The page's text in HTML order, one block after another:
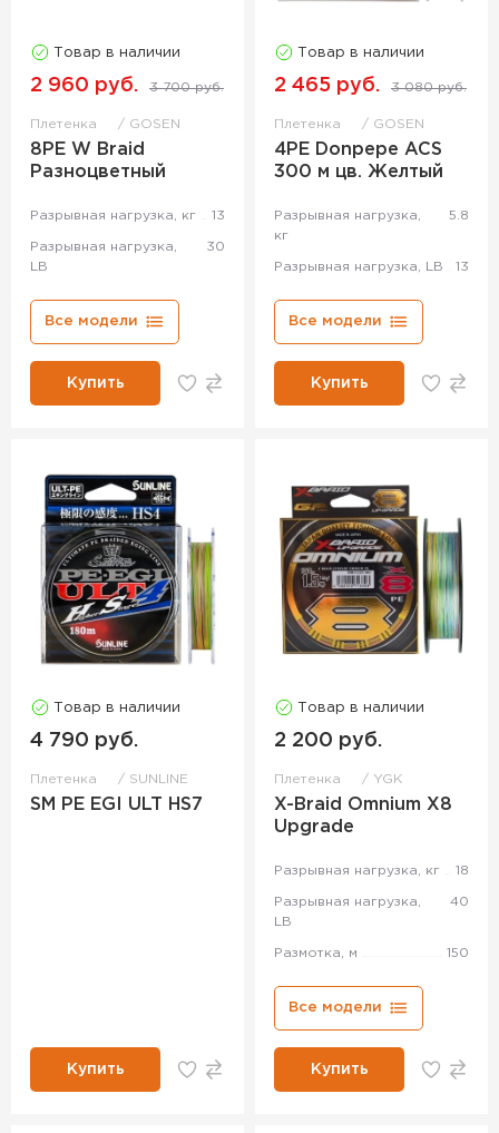
Товар в наличии
2 960 руб. 3 700 руб.
Плетенка GOSEN
8PE W Braid
Разноцветный
Разрывная нагрузка, кг 13
Разрывная нагрузка,
LB
30
Все модели
Купить
Товар в наличии
2 465 руб. 3 080 руб.
Плетенка GOSEN
4PE Donpepe ACS
300 м цв. Желтый
Разрывная нагрузка,
кг
5.8
Разрывная нагрузка, LB 13
Все модели
Купить
Товар в наличии
4 790 руб.
Плетенка SUNLINE
SM PE EGI ULT HS7
Купить
Товар в наличии
2 200 руб.
Плетенка YGK
X-Braid Omnium X8
Upgrade
Разрывная нагрузка, кг 18
Разрывная нагрузка,
LB
40
Размотка, м 150
Все модели
Купить